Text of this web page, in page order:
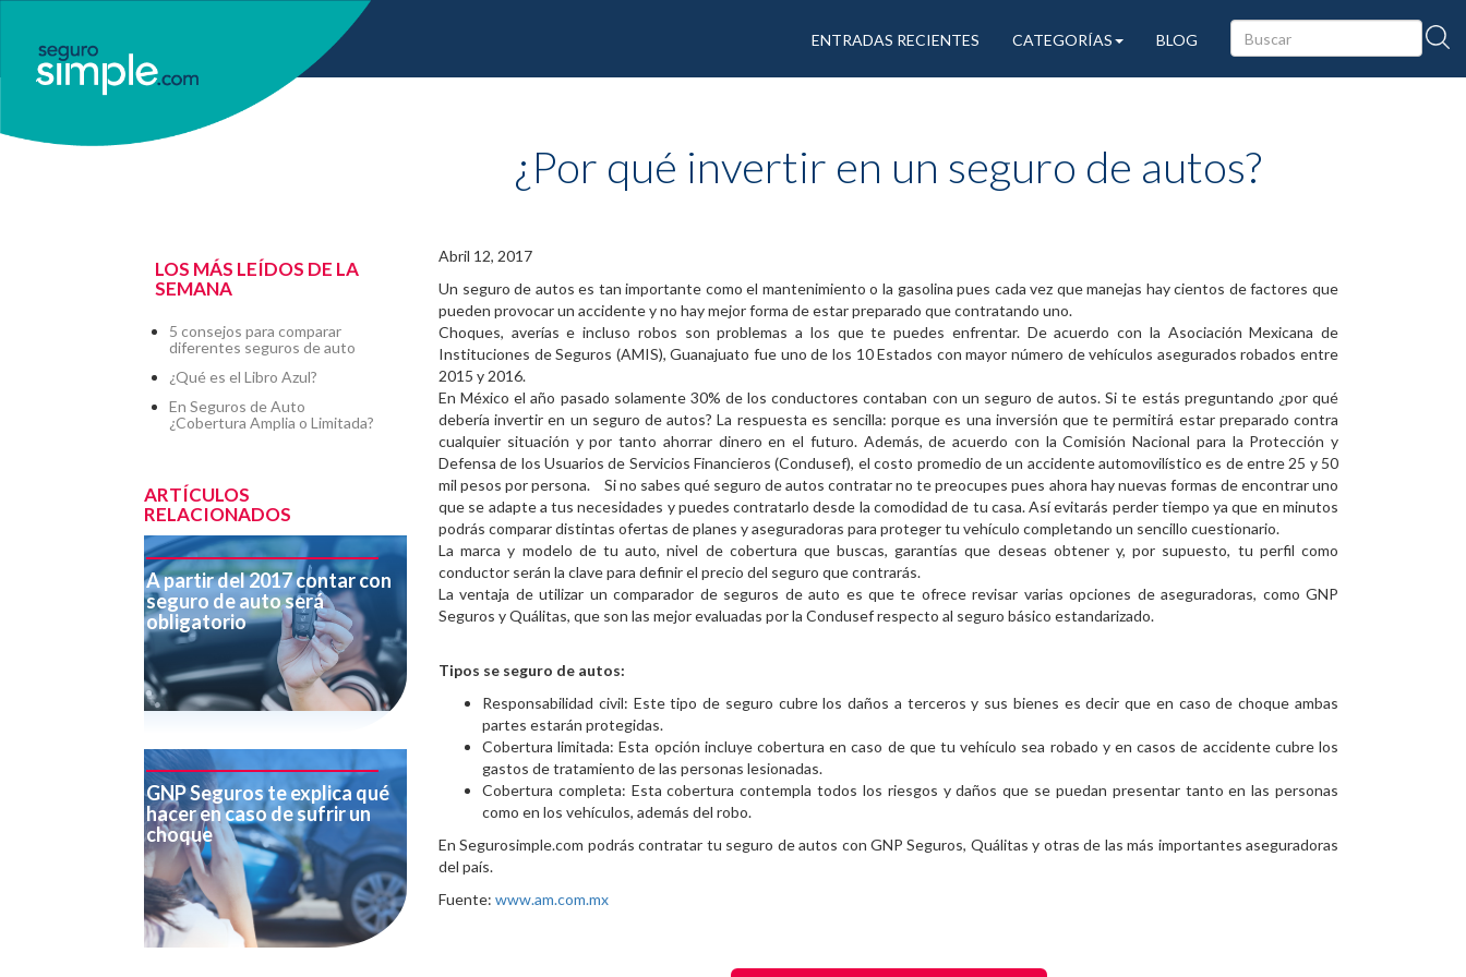
ENTRADAS RECIENTES CATEGORÍAS BLOG
LOS MÁS LEÍDOS DE LA
SEMANA
5 consejos para comparar
diferentes seguros de auto
¿Qué es el Libro Azul?
En Seguros de Auto
¿Cobertura Amplia o Limitada?
ARTÍCULOS
RELACIONADOS
A partir del 2017 contar con
seguro de auto será
obligatorio
GNP Seguros te explica qué
hacer en caso de sufrir un
choque
¿Por qué invertir en un seguro de autos?
Abril 12, 2017
Un seguro de autos es tan importante como el mantenimiento o la gasolina pues cada vez que manejas hay cientos de factores que
pueden provocar un accidente y no hay mejor forma de estar preparado que contratando uno.
Choques, averías e incluso robos son problemas a los que te puedes enfrentar. De acuerdo con la Asociación Mexicana de
Instituciones de Seguros (AMIS), Guanajuato fue uno de los 10 Estados con mayor número de vehículos asegurados robados entre
2015 y 2016.
En México el año pasado solamente 30% de los conductores contaban con un seguro de autos. Si te estás preguntando ¿por qué
debería invertir en un seguro de autos? La respuesta es sencilla: porque es una inversión que te permitirá estar preparado contra
cualquier situación y por tanto ahorrar dinero en el futuro. Además, de acuerdo con la Comisión Nacional para la Protección y
Defensa de los Usuarios de Servicios Financieros (Condusef), el costo promedio de un accidente automovilístico es de entre 25 y 50
mil pesos por persona. Si no sabes qué seguro de autos contratar no te preocupes pues ahora hay nuevas formas de encontrar uno
que se adapte a tus necesidades y puedes contratarlo desde la comodidad de tu casa. Así evitarás perder tiempo ya que en minutos
podrás comparar distintas ofertas de planes y aseguradoras para proteger tu vehículo completando un sencillo cuestionario.
La marca y modelo de tu auto, nivel de cobertura que buscas, garantías que deseas obtener y, por supuesto, tu perfil como
conductor serán la clave para definir el precio del seguro que contrarás.
La ventaja de utilizar un comparador de seguros de auto es que te ofrece revisar varias opciones de aseguradoras, como GNP
Seguros y Quálitas, que son las mejor evaluadas por la Condusef respecto al seguro básico estandarizado.
Tipos se seguro de autos:
Responsabilidad civil: Este tipo de seguro cubre los daños a terceros y sus bienes es decir que en caso de choque ambas
partes estarán protegidas.
Cobertura limitada: Esta opción incluye cobertura en caso de que tu vehículo sea robado y en casos de accidente cubre los
gastos de tratamiento de las personas lesionadas.
Cobertura completa: Esta cobertura contempla todos los riesgos y daños que se puedan presentar tanto en las personas
como en los vehículos, además del robo.
En Segurosimple.com podrás contratar tu seguro de autos con GNP Seguros, Quálitas y otras de las más importantes aseguradoras
del país.
Fuente: www.am.com.mx